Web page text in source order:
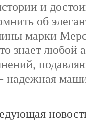
и
об
марки
знает любой
надежная